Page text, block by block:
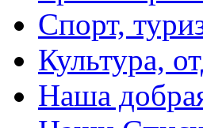
Спорт,
Культура,
Наша